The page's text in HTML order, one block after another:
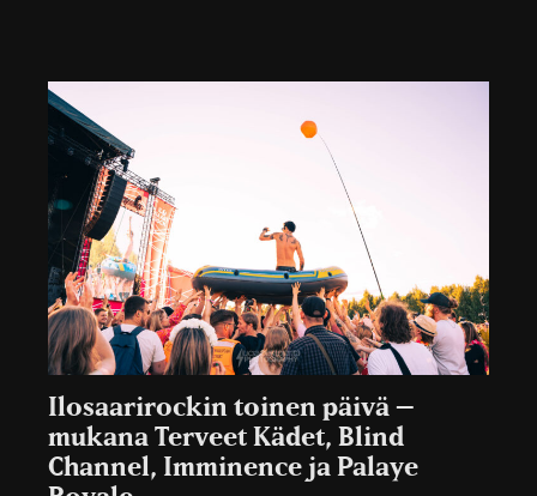
Ilosaarirockin toinen päivä –
mukana Terveet Kädet, Blind
Channel, Imminence ja Palaye